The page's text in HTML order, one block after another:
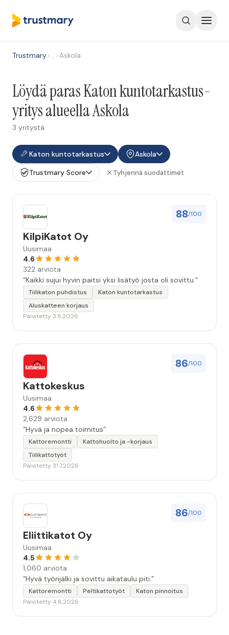
Trustmary>…>Askola
Löydä paras Katon kuntotarkastus-
yritys alueella Askola
3 yritystä
Katon kuntotarkastus
Askola
Trustmary Score
Tyhjennä suodattimet
88/100
KilpiKatot Oy
Uusimaa
4.6
322 arviota
“Kaikki sujui hyvin paitsi yksi lisätyö josta oli sovittu.”
Tiilikaton puhdistus
Katon kuntotarkastus
Aluskatteen korjaus
Päivitetty 3.8.2026
86/100
Kattokeskus
Uusimaa
4.6
2,629 arviota
“Hyvä ja nopea toimitus”
Kattoremontti
Kattohuolto ja -korjaus
Tiilikattotyöt
Päivitetty 31.7.2026
86/100
Eliittikatot Oy
Uusimaa
4.5
1,060 arviota
“Hyvä työnjälki ja sovittu aikataulu piti.”
Kattoremontti Peltikattotyöt
Katon pinnoitus
Päivitetty 4.8.2026